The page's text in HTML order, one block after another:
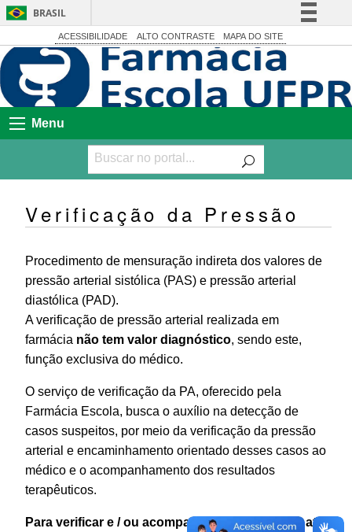
BRASIL
Simplifique!
Comunica BR
Participe
Acesso à informação
Canais
ACESSIBILIDADE ALTO CONTRASTE MAPA DO SITE
Menu
Verificação da Pressão
Procedimento de mensuração indireta dos valores de
pressão arterial sistólica (PAS) e pressão arterial
diastólica (PAD).
A verificação de pressão arterial realizada em
farmácia não tem valor diagnóstico, sendo este,
função exclusiva do médico.
O serviço de verificação da PA, oferecido pela
Farmácia Escola, busca o auxílio na detecção de
casos suspeitos, por meio da verificação da pressão
arterial e encaminhamento orientado desses casos ao
médico e o acompanhamento dos resultados
terapêuticos.
Para verificar e / ou acompanhar sua PA venha até